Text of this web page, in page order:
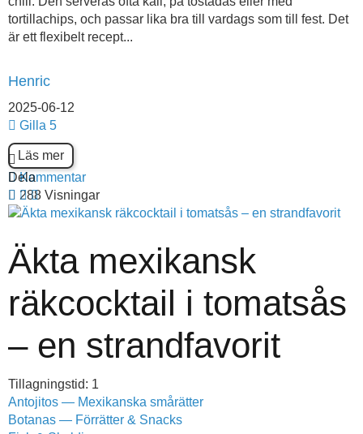
tortillachips, och passar lika bra till vardags som till fest. Det
är ett flexibelt recept...
Henric
2025-06-12
Gilla 5
Läs mer
Kommentar
288 Visningar
Dela
Äkta mexikansk
räkcocktail i tomatsås
– en strandfavorit
Tillagningstid: 1
Antojitos — Mexikanska smårätter
Botanas — Förrätter & Snacks